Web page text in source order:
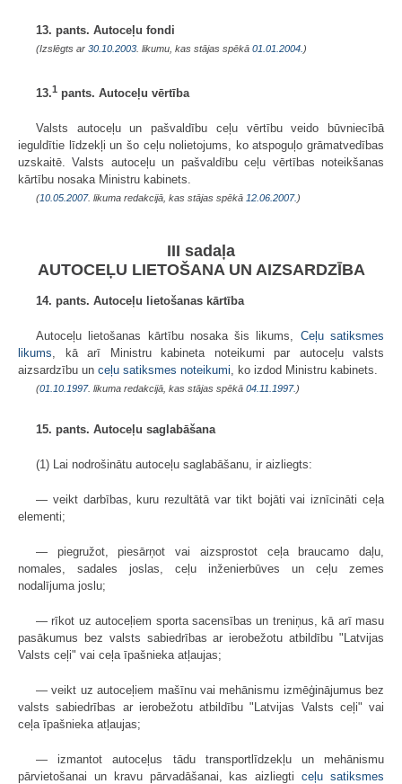
13. pants. Autoceļu fondi
(Izslēgts ar 30.10.2003 . likumu, kas stājas spēkā 01.01.2004. )
13.1 pants. Autoceļu vērtība
Valsts autoceļu un pašvaldību ceļu vērtību veido būvniecībā
ieguldītie līdzekļi un šo ceļu nolietojums, ko atspoguļo grāmatvedības
uzskaitē. Valsts autoceļu un pašvaldību ceļu vērtības noteikšanas
kārtību nosaka Ministru kabinets.
(10.05.2007. likuma redakcijā, kas stājas spēkā 12.06.2007. )
III sadaļa
AUTOCEĻU LIETOŠANA UN AIZSARDZĪBA
14. pants. Autoceļu lietošanas kārtība
Autoceļu lietošanas kārtību nosaka šis likums, Ceļu satiksmes
likums , kā arī Ministru kabineta noteikumi par autoceļu valsts
aizsardzību un ceļu satiksmes noteikumi , ko izdod Ministru kabinets.
(01.10.1997. likuma redakcijā, kas stājas spēkā 04.11.1997. )
15. pants. Autoceļu saglabāšana
(1) Lai nodrošinātu autoceļu saglabāšanu, ir aizliegts:
— veikt darbības, kuru rezultātā var tikt bojāti vai iznīcināti ceļa
elementi;
— piegružot, piesārņot vai aizsprostot ceļa braucamo daļu,
nomales, sadales joslas, ceļu inženierbūves un ceļu zemes
nodalījuma joslu;
— rīkot uz autoceļiem sporta sacensības un treniņus, kā arī masu
pasākumus bez valsts sabiedrības ar ierobežotu atbildību "Latvijas
Valsts ceļi" vai ceļa īpašnieka atļaujas;
— veikt uz autoceļiem mašīnu vai mehānismu izmēģinājumus bez
valsts sabiedrības ar ierobežotu atbildību "Latvijas Valsts ceļi" vai
ceļa īpašnieka atļaujas;
— izmantot autoceļus tādu transportlīdzekļu un mehānismu
pārvietošanai un kravu pārvadāšanai, kas aizliegticeļu satiksmes